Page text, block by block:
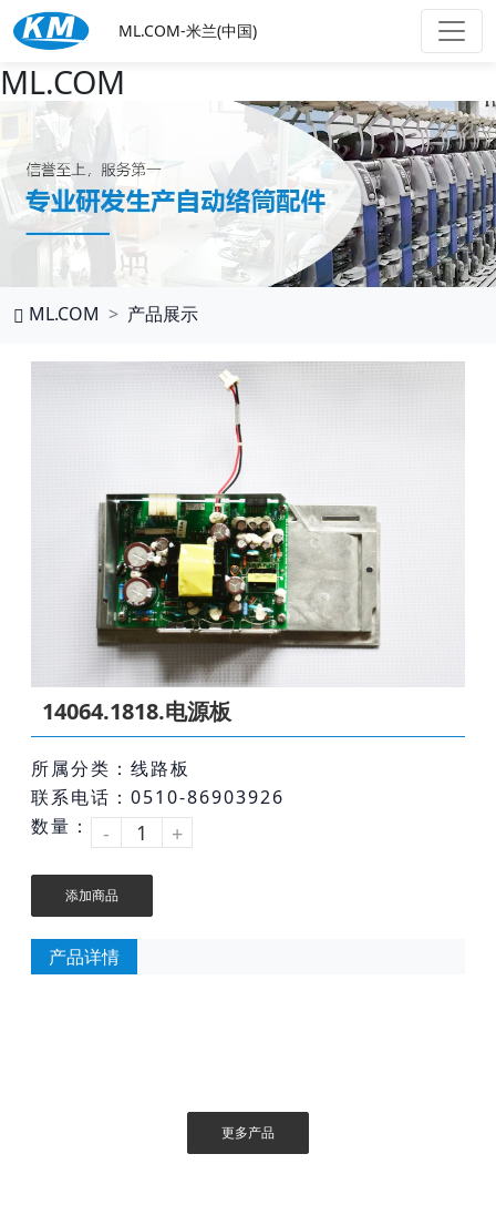
ML.COM
ML.COM-米兰(中国)
ML.COM 产品展示
14064.1818.电源板
所属分类：线路板
联系电话：0510-86903926
数量：
- +
添加商品
产品详情
更多产品